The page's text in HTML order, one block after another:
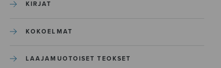
KIRJAT
KOKOELMAT
LAAJAMUOTOISET TEOKSET